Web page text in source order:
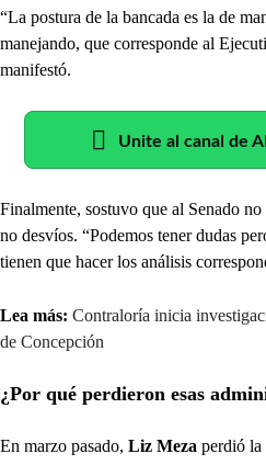
“La postura de la bancada es la de
manejando, que corresponde al
manifestó.
Unite al canal de
Finalmente, sostuvo que al Senado
no desvíos. “Podemos tener dudas
tienen que hacer los análisis
Lea más: Contraloría inicia
de Concepción
¿Por qué perdieron esas
En marzo pasado, Liz Meza perdió la